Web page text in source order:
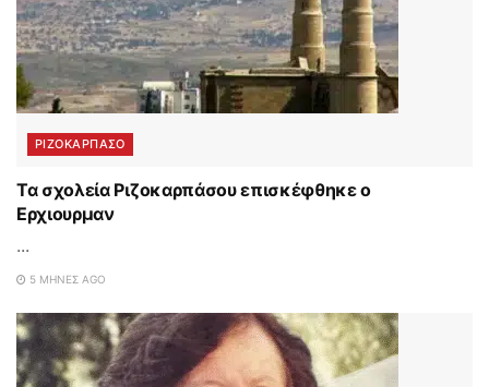
ΡΙΖΟΚΑΡΠΑΣΟ
Τα σχολεία Ριζοκαρπάσου επισκέφθηκε ο
Ερχιουρμαν
...
5 ΜΉΝΕΣ AGO